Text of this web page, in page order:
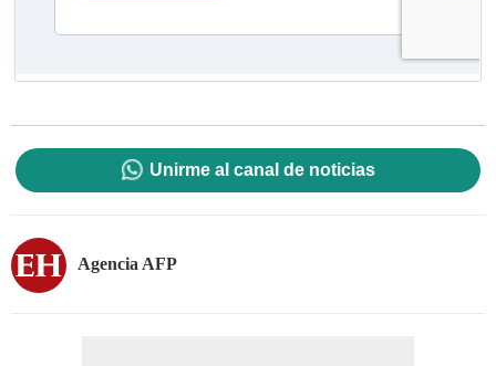
Unirme al canal de noticias
Agencia AFP